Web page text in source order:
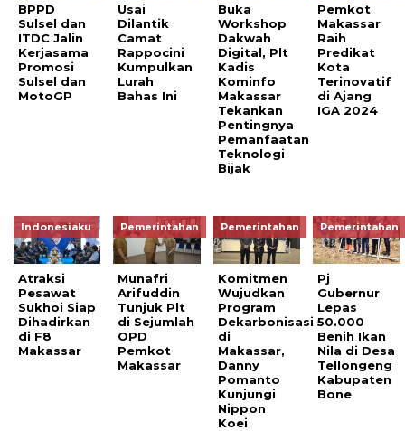
BPPD
Sulsel dan
ITDC Jalin
Kerjasama
Promosi
Sulsel dan
MotoGP
Usai
Dilantik
Camat
Rappocini
Kumpulkan
Lurah
Bahas Ini
Buka
Workshop
Dakwah
Digital, Plt
Kadis
Kominfo
Makassar
Tekankan
Pentingnya
Pemanfaatan
Teknologi
Bijak
Pemkot
Makassar
Raih
Predikat
Kota
Terinovatif
di Ajang
IGA 2024
Indonesiaku
Atraksi
Pesawat
Sukhoi Siap
Dihadirkan
di F8
Makassar
Pemerintahan
Munafri
Arifuddin
Tunjuk Plt
di Sejumlah
OPD
Pemkot
Makassar
Pemerintahan
Komitmen
Wujudkan
Program
Dekarbonisasi
di
Makassar,
Danny
Pomanto
Kunjungi
Nippon
Koei
Pemerintahan
Pj
Gubernur
Lepas
50.000
Benih Ikan
Nila di Desa
Tellongeng
Kabupaten
Bone